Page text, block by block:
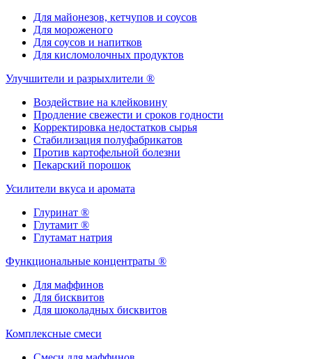
Для майонезов, кетчупов и соусов
Для мороженого
Для соусов и напитков
Для кисломолочных продуктов
Улучшители и разрыхлители ®
Воздействие на клейковину
Продление свежести и сроков годности
Корректировка недостатков сырья
Стабилизация полуфабрикатов
Против картофельной болезни
Пекарский порошок
Усилители вкуса и аромата
Глуринат ®
Глутамит ®
Глутамат натрия
Функциональные концентраты ®
Для маффинов
Для бисквитов
Для шоколадных бисквитов
Комплексные смеси